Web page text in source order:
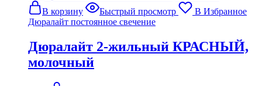
В корзину Быстрый просмотр
В Избранное
Дюралайт постоянное свечение
Дюралайт 2-жильный КРАСНЫЙ,
молочный